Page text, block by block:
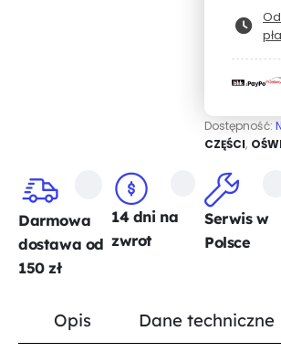
Dostępność:
CZĘŚCI,
Darmowa
dostawa od
150 zł
14 dni na
zwrot
Serwis w
Polsce
Opis Dane techniczne